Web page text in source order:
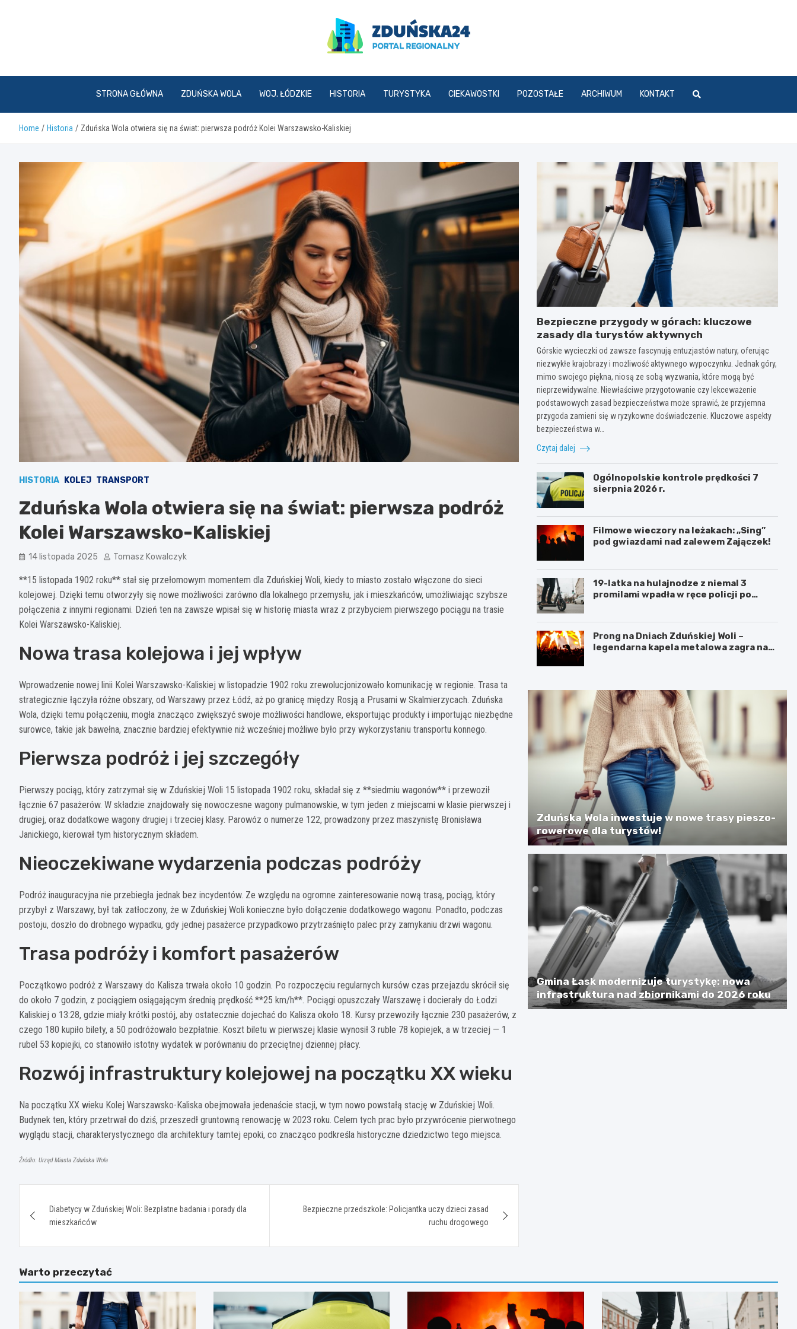
zdunska24.pl
STRONA GŁÓWNA ZDUŃSKA WOLA WOJ. ŁÓDZKIE HISTORIA TURYSTYKA CIEKAWOSTKI POZOSTAŁE ARCHIWUM KONTAKT
Home Historia Zduńska Wola otwiera się na świat: pierwsza podróż Kolei Warszawsko-Kaliskiej
HISTORIA KOLEJ TRANSPORT
Zduńska Wola otwiera się na świat: pierwsza podróż
Kolei Warszawsko-Kaliskiej
14 listopada 2025 Tomasz Kowalczyk
**15 listopada 1902 roku** stał się przełomowym momentem dla Zduńskiej Woli, kiedy to miasto zostało włączone do sieci
kolejowej. Dzięki temu otworzyły się nowe możliwości zarówno dla lokalnego przemysłu, jak i mieszkańców, umożliwiając szybsze
połączenia z innymi regionami. Dzień ten na zawsze wpisał się w historię miasta wraz z przybyciem pierwszego pociągu na trasie
Kolei Warszawsko-Kaliskiej.
Nowa trasa kolejowa i jej wpływ
Wprowadzenie nowej linii Kolei Warszawsko-Kaliskiej w listopadzie 1902 roku zrewolucjonizowało komunikację w regionie. Trasa ta
strategicznie łączyła różne obszary, od Warszawy przez Łódź, aż po granicę między Rosją a Prusami w Skalmierzycach. Zduńska
Wola, dzięki temu połączeniu, mogła znacząco zwiększyć swoje możliwości handlowe, eksportując produkty i importując niezbędne
surowce, takie jak bawełna, znacznie bardziej efektywnie niż wcześniej możliwe było przy wykorzystaniu transportu konnego.
Pierwsza podróż i jej szczegóły
Pierwszy pociąg, który zatrzymał się w Zduńskiej Woli 15 listopada 1902 roku, składał się z **siedmiu wagonów** i przewoził
łącznie 67 pasażerów. W składzie znajdowały się nowoczesne wagony pulmanowskie, w tym jeden z miejscami w klasie pierwszej i
drugiej, oraz dodatkowe wagony drugiej i trzeciej klasy. Parowóz o numerze 122, prowadzony przez maszynistę Bronisława
Janickiego, kierował tym historycznym składem.
Nieoczekiwane wydarzenia podczas podróży
Podróż inauguracyjna nie przebiegła jednak bez incydentów. Ze względu na ogromne zainteresowanie nową trasą, pociąg, który
przybył z Warszawy, był tak zatłoczony, że w Zduńskiej Woli konieczne było dołączenie dodatkowego wagonu. Ponadto, podczas
postoju, doszło do drobnego wypadku, gdy jednej pasażerce przypadkowo przytrzaśnięto palec przy zamykaniu drzwi wagonu.
Trasa podróży i komfort pasażerów
Początkowo podróż z Warszawy do Kalisza trwała około 10 godzin. Po rozpoczęciu regularnych kursów czas przejazdu skrócił się
do około 7 godzin, z pociągiem osiągającym średnią prędkość **25 km/h**. Pociągi opuszczały Warszawę i docierały do Łodzi
Kaliskiej o 13:28, gdzie miały krótki postój, aby ostatecznie dojechać do Kalisza około 18. Kursy przewoziły łącznie 230 pasażerów, z
czego 180 kupiło bilety, a 50 podróżowało bezpłatnie. Koszt biletu w pierwszej klasie wynosił 3 ruble 78 kopiejek, a w trzeciej — 1
rubel 53 kopiejki, co stanowiło istotny wydatek w porównaniu do przeciętnej dziennej płacy.
Rozwój infrastruktury kolejowej na początku XX wieku
Na początku XX wieku Kolej Warszawsko-Kaliska obejmowała jedenaście stacji, w tym nowo powstałą stację w Zduńskiej Woli.
Budynek ten, który przetrwał do dziś, przeszedł gruntowną renowację w 2023 roku. Celem tych prac było przywrócenie pierwotnego
wyglądu stacji, charakterystycznego dla architektury tamtej epoki, co znacząco podkreśla historyczne dziedzictwo tego miejsca.
Źródło: Urząd Miasta Zduńska Wola
wpisuDiabetycy w Zduńskiej Woli: Bezpłatne badania i porady dla
mieszkańców
Bezpieczne przedszkole: Policjantka uczy dzieci zasad
ruchu drogowego
Bezpieczne przygody w górach: kluczowe
zasady dla turystów aktywnych
Górskie wycieczki od zawsze fascynują entuzjastów natury, oferując
niezwykłe krajobrazy i możliwość aktywnego wypoczynku. Jednak góry,
mimo swojego piękna, niosą ze sobą wyzwania, które mogą być
nieprzewidywalne. Niewłaściwe przygotowanie czy lekceważenie
podstawowych zasad bezpieczeństwa może sprawić, że przyjemna
przygoda zamieni się w ryzykowne doświadczenie. Kluczowe aspekty
bezpieczeństwa w…
Czytaj dalej
Ogólnopolskie kontrole prędkości 7
sierpnia 2026 r.
Filmowe wieczory na leżakach: „Sing”
pod gwiazdami nad zalewem Zajączek!
19-latka na hulajnodze z niemal 3
promilami wpadła w ręce policji po
Prong na Dniach Zduńskiej Woli –
legendarna kapela metalowa zagra na
Zduńska Wola inwestuje w nowe trasy pieszo-
rowerowe dla turystów!
Gmina Łask modernizuje turystykę: nowa
infrastruktura nad zbiornikami do 2026 roku
Warto przeczytać